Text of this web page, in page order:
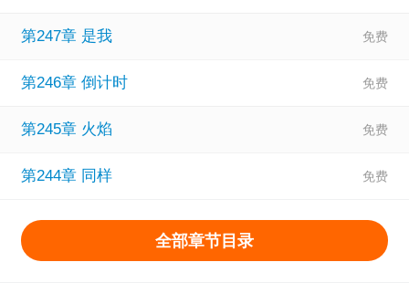
第247章 是我
第246章 倒计时
第245章 火焰
第244章 同样
全部章节目录